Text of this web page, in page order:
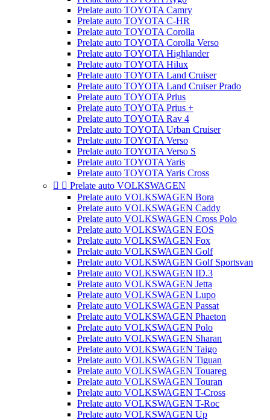
Prelate auto TOYOTA Camry
Prelate auto TOYOTA C-HR
Prelate auto TOYOTA Corolla
Prelate auto TOYOTA Corolla Verso
Prelate auto TOYOTA Highlander
Prelate auto TOYOTA Hilux
Prelate auto TOYOTA Land Cruiser
Prelate auto TOYOTA Land Cruiser Prado
Prelate auto TOYOTA Prius
Prelate auto TOYOTA Prius +
Prelate auto TOYOTA Rav 4
Prelate auto TOYOTA Urban Cruiser
Prelate auto TOYOTA Verso
Prelate auto TOYOTA Verso S
Prelate auto TOYOTA Yaris
Prelate auto TOYOTA Yaris Cross
  Prelate auto VOLKSWAGEN
Prelate auto VOLKSWAGEN Bora
Prelate auto VOLKSWAGEN Caddy
Prelate auto VOLKSWAGEN Cross Polo
Prelate auto VOLKSWAGEN EOS
Prelate auto VOLKSWAGEN Fox
Prelate auto VOLKSWAGEN Golf
Prelate auto VOLKSWAGEN Golf Sportsvan
Prelate auto VOLKSWAGEN ID.3
Prelate auto VOLKSWAGEN Jetta
Prelate auto VOLKSWAGEN Lupo
Prelate auto VOLKSWAGEN Passat
Prelate auto VOLKSWAGEN Phaeton
Prelate auto VOLKSWAGEN Polo
Prelate auto VOLKSWAGEN Sharan
Prelate auto VOLKSWAGEN Taigo
Prelate auto VOLKSWAGEN Tiguan
Prelate auto VOLKSWAGEN Touareg
Prelate auto VOLKSWAGEN Touran
Prelate auto VOLKSWAGEN T-Cross
Prelate auto VOLKSWAGEN T-Roc
Prelate auto VOLKSWAGEN Up